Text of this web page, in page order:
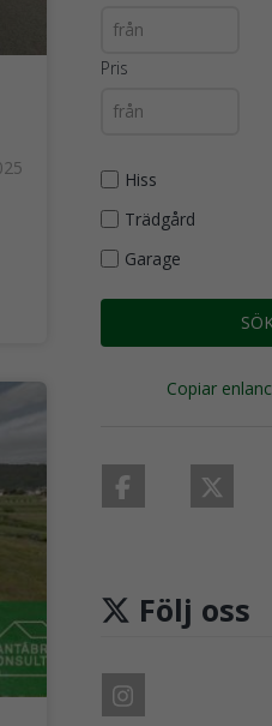
Pris
Hiss
Trädgård
Garage
Copiar
Följ oss